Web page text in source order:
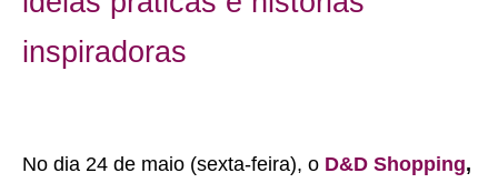
inspiradoras
No dia 24 de maio (sexta-feira), o D&D Shopping,